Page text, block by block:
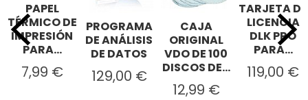
PAPEL
TÉRMICO DE
IMPRESIÓN
PARA...
7,99 €
PROGRAMA
DE ANÁLISIS
DE DATOS
129,00 €
CAJA
ORIGINAL
VDO DE 100
DISCOS DE...
12,99 €
TARJETA DE
LICENCIA
DLK PRO
PARA...
119,00 €